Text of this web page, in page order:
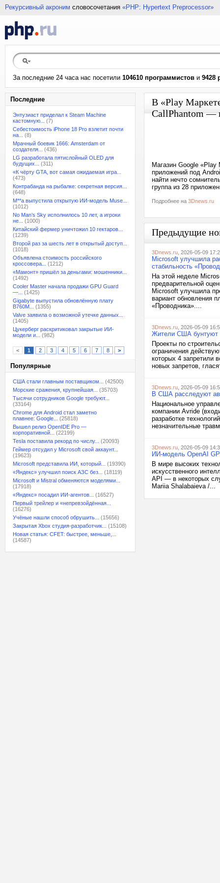
Рекурсивный акроним словосочетания «PHP: Hypertext Preprocessor»
За последние 24 часа нас посетили 104610 программистов и 9428
Последние
Энтузиаст приделал к Steam Machine
кастомную...
(7)
Себестоимость iPhone 18 Pro взлетит почти
на...
(8)
Мрачный боевик 1666: Amsterdam от
создателя...
(436)
LG разработала пятислойный OLED для
будущих...
(311)
«К чёрту GTA, вот самая ожидаемая игра...
(473)
Контрабанда на рыбалке: секретная версия...
(648)
M**a выпустила открытую ИИ-модель Muse...
(1012)
No Man’s Sky исполнилось 10 лет, а игроки
не...
(1000)
Китайский фермер уничтожил 10 гектаров...
(1239)
Второй раз за шесть лет в открытый доступ...
(1018)
Объявлена стоимость российского
кроссовера...
(1212)
«Мамонт» пришёл за деньгами: мошенники...
(1492)
Cooler Master начала продажи GPU Guard
—...
(1425)
Gigabyte выпустила обновлённую плату
B760M...
(1355)
Valve заявила о возможной утечке данных...
(1405)
Цукерберг раскритиковал закрытые ИИ-
модели и...
(982)
< 1 2 3 4 5 6 7 8 >
Популярные
США стали главным поставщиком...
(42500)
Морские сражения, крупнейшая...
(35703)
Тысячи сотрудников Google требуют...
(33164)
Chrome для Android стал заметно
плавнее: Google...
(25818)
Вышел релиз OpenIDE Pro —
корпоративной...
(22199)
Tesla поставила рекорд по числу...
(20093)
Геймер отсудил у Microsoft свой аккаунт...
(19623)
Microsoft представила ИИ, который...
(19390)
«Яндекс» улучшил поиск АЗС без...
(18119)
Microsoft и Mistral обменяются моделями...
(17918)
«Яндекс» посадил ИИ-агентов...
(16527)
Первый трейлер и «непревзойдённая...
(16276)
Учёные нашли способ обрушить...
(15656)
Закрытая Xbox студия-разработчик...
(15108)
Новая статья: CFET: быстрее, меньше,...
(14587)
В «Play
CallPhantom —
Магазин Google «Play
приложений под
найти нечто
группа из 28
Подробнее на 3Dnews.ru
Предыдущие
3Dnews.ru , 2026-05-09
Microsoft улучшила
стабильность
На этой неделе
предварительной
Microsoft улучшила
вариант обновления
«Проводника»....
3Dnews.ru , 2026-05-09
Жители США бунтуют
Проекты по
ограничения
которых 4 запретили
новых запретов,
3Dnews.ru , 2026-05-09
В США расследуют
Национальное
компании Avride
разработке
незначительные
3Dnews.ru , 2026-05-09
ИИ-модель OpenAI
В мире высоких
искусственного
API — в некоторых
Mariia Shalabaieva /...